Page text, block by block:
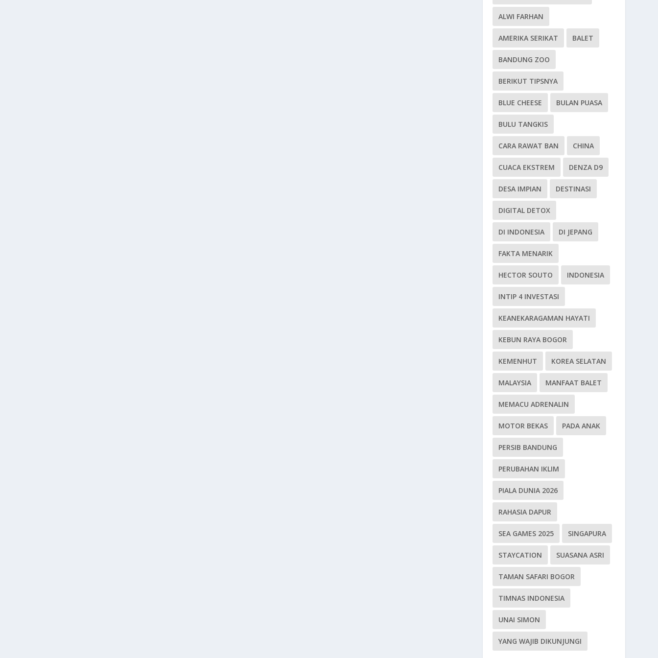
ALWI FARHAN
AMERIKA SERIKAT BALET
BANDUNG ZOO
BERIKUT TIPSNYA
BLUE CHEESE BULAN PUASA
BULU TANGKIS
CARA RAWAT BAN CHINA
CUACA EKSTREM DENZA D9
DESA IMPIAN DESTINASI
DIGITAL DETOX
DI INDONESIA DI JEPANG
FAKTA MENARIK
HECTOR SOUTO INDONESIA
INTIP 4 INVESTASI
KEANEKARAGAMAN HAYATI
KEBUN RAYA BOGOR
KEMENHUT KOREA SELATAN
MALAYSIA MANFAAT BALET
MEMACU ADRENALIN
MOTOR BEKAS PADA ANAK
PERSIB BANDUNG
PERUBAHAN IKLIM
PIALA DUNIA 2026
RAHASIA DAPUR
SEA GAMES 2025 SINGAPURA
STAYCATION SUASANA ASRI
TAMAN SAFARI BOGOR
TIMNAS INDONESIA
UNAI SIMON
YANG WAJIB DIKUNJUNGI